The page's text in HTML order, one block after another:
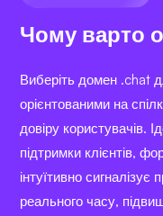
Чому варто
Виберіть домен .chat
орієнтованими на
довіру користувачів.
підтримки клієнтів,
інтуїтивно сигналізує
реального часу,